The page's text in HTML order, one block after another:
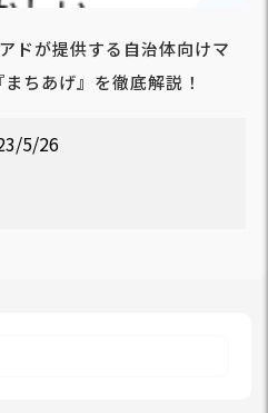
ドが提供する自治体向けマ
ちあげ』を徹底解説！
5/26